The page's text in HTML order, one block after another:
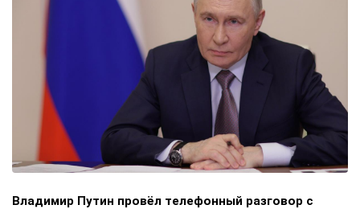
Владимир Путин провёл телефонный разговор с